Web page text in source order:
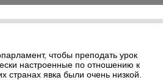
чтобы преподать урок
настроенные по отношению к
странах явка были очень низкой.